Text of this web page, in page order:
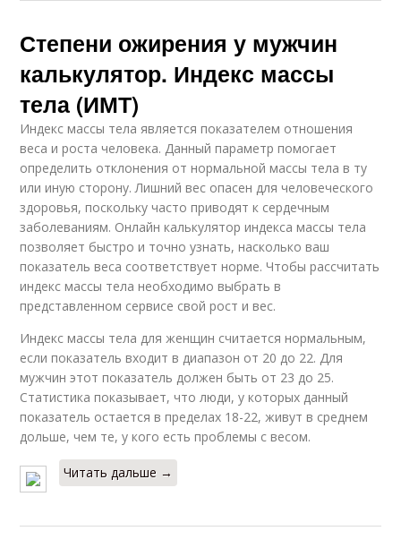
Степени ожирения у мужчин
калькулятор. Индекс массы
тела (ИМТ)
Индекс массы тела является показателем отношения
веса и роста человека. Данный параметр помогает
определить отклонения от нормальной массы тела в ту
или иную сторону. Лишний вес опасен для человеческого
здоровья, поскольку часто приводят к сердечным
заболеваниям. Онлайн калькулятор индекса массы тела
позволяет быстро и точно узнать, насколько ваш
показатель веса соответствует норме. Чтобы рассчитать
индекс массы тела необходимо выбрать в
представленном сервисе свой рост и вес.
Индекс массы тела для женщин считается нормальным,
если показатель входит в диапазон от 20 до 22. Для
мужчин этот показатель должен быть от 23 до 25.
Статистика показывает, что люди, у которых данный
показатель остается в пределах 18-22, живут в среднем
дольше, чем те, у кого есть проблемы с весом.
Читать дальше →